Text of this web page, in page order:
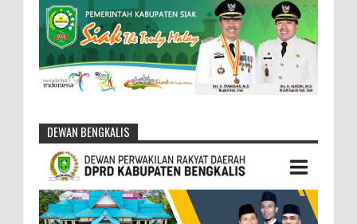
DEWAN BENGKALIS